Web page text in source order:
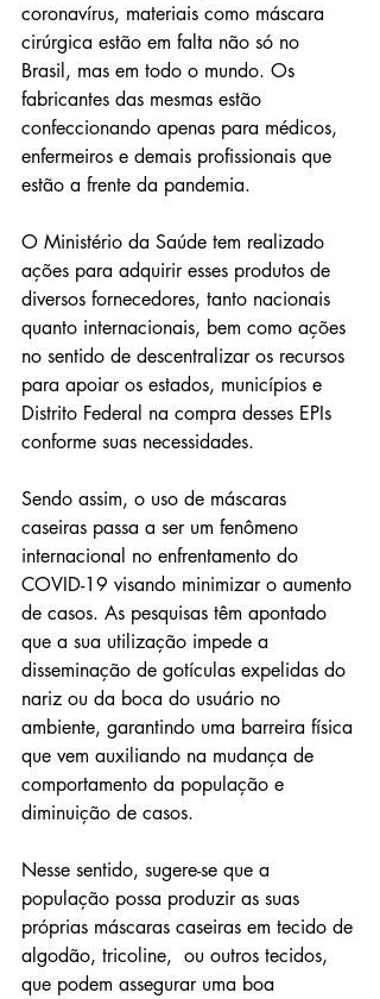
coronavírus, materiais como máscara
cirúrgica estão em falta não só no
Brasil, mas em todo o mundo. Os
fabricantes das mesmas estão
confeccionando apenas para médicos,
enfermeiros e demais profissionais que
estão a frente da pandemia.
O Ministério da Saúde tem realizado
ações para adquirir esses produtos de
diversos fornecedores, tanto nacionais
quanto internacionais, bem como ações
no sentido de descentralizar os recursos
para apoiar os estados, municípios e
Distrito Federal na compra desses EPIs
conforme suas necessidades.
Sendo assim, o uso de máscaras
caseiras passa a ser um fenômeno
internacional no enfrentamento do
COVID-19 visando minimizar o aumento
de casos. As pesquisas têm apontado
que a sua utilização impede a
disseminação de gotículas expelidas do
nariz ou da boca do usuário no
ambiente, garantindo uma barreira física
que vem auxiliando na mudança de
comportamento da população e
diminuição de casos.
Nesse sentido, sugere-se que a
população possa produzir as suas
próprias máscaras caseiras em tecido de
algodão, tricoline,  ou outros tecidos,
que podem assegurar uma boa